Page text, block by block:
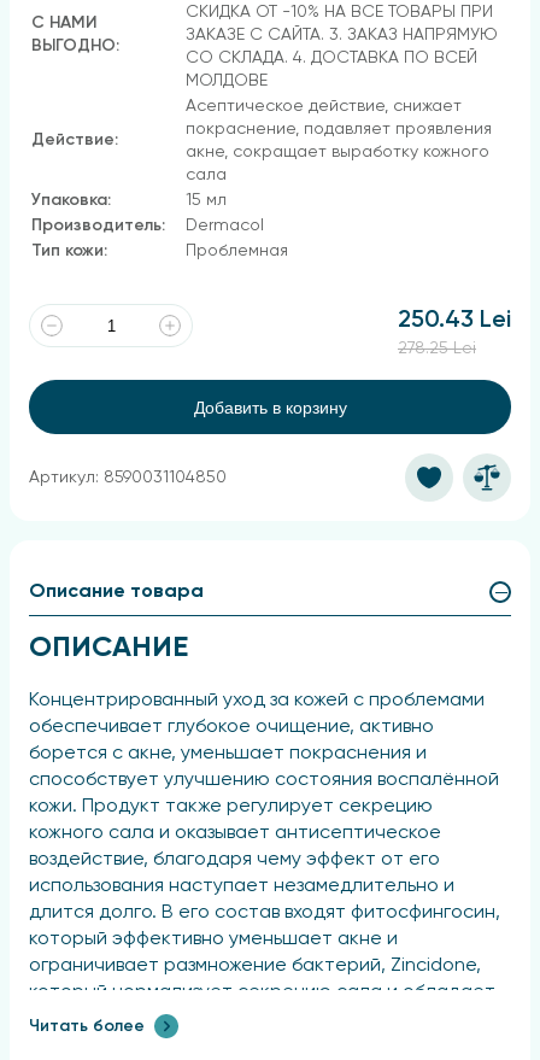
С НАМИ
ВЫГОДНО:
СКИДКА ОТ -10% НА ВСЕ ТОВАРЫ ПРИ
ЗАКАЗЕ С САЙТА. 3. ЗАКАЗ НАПРЯМУЮ
СО СКЛАДА. 4. ДОСТАВКА ПО ВСЕЙ
МОЛДОВЕ
Действие:
Асептическое действие, снижает
покраснение, подавляет проявления
акне, сокращает выработку кожного
сала
Упаковка:
15 мл
Производитель:
Dermacol
Тип кожи:
Проблемная
250.43 Lei
278.25 Lei
Добавить в корзину
Артикул: 8590031104850
Описание товара
ОПИСАНИЕ
Концентрированный уход за кожей с проблемами
обеспечивает глубокое очищение, активно
борется с акне, уменьшает покраснения и
способствует улучшению состояния воспалённой
кожи. Продукт также регулирует секрецию
кожного сала и оказывает антисептическое
воздействие, благодаря чему эффект от его
использования наступает незамедлительно и
длится долго. В его состав входят фитосфингосин,
который эффективно уменьшает акне и
ограничивает размножение бактерий, Zincidone,
который нормализует секрецию сала и обладает
антисептическими свойствами, и масло
Читать более